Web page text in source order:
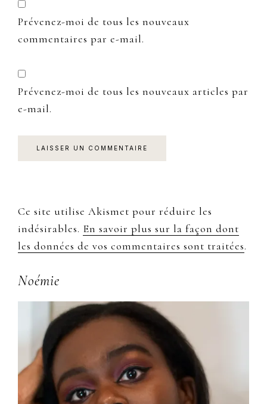
Prévenez-moi de tous les nouveaux
commentaires par e-mail.
Prévenez-moi de tous les nouveaux articles par
e-mail.
Ce site utilise Akismet pour réduire les
indésirables. En savoir plus sur la façon dont
les données de vos commentaires sont traitées.
Primary
Sidebar
Noémie